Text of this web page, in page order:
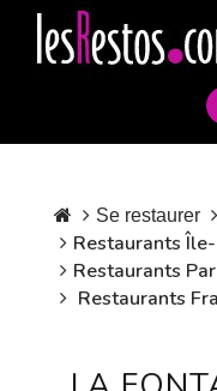
Se restaurer
Restaurants
Restaurants
Restaurants